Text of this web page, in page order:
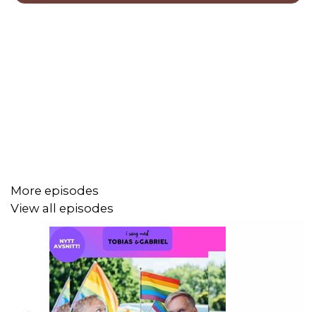
More episodes
View all episodes